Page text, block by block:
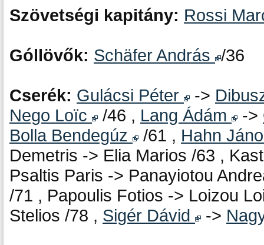
Szövetségi kapitány: Rossi
Góllövők: Schäfer András /36
Cserék: Gulácsi Péter ->
Nego Loïc
/46 , Lang Ádám ->
Bolla Bendegúz
/61 , Hahn
Demetris -> Elia Marios /63 ,
Psaltis Paris -> Panayiotou
/71 , Papoulis Fotios -> Loizou
Stelios /78 , Sigér Dávid ->